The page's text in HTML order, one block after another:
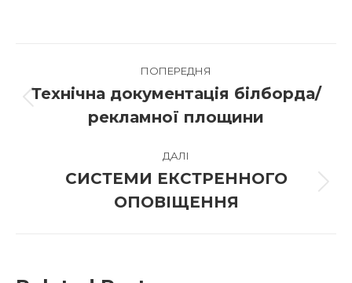
navigation
ПОПЕРЕДНЯ
Previous
post:
Технічна документація білборда/
рекламної площини
ДАЛІ
новина
СИСТЕМИ ЕКСТРЕННОГО
ОПОВІЩЕННЯ